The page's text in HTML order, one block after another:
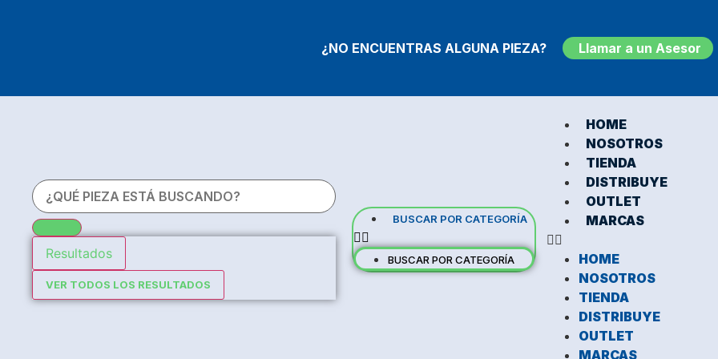
¿NO ENCUENTRAS ALGUNA PIEZA? Llamar a un Asesor
Resultados
VER TODOS LOS RESULTADOS
BUSCAR POR CATEGORÍA
BUSCAR POR CATEGORÍA
HOME
NOSOTROS
TIENDA
DISTRIBUYE
OUTLET
MARCAS
HOME
NOSOTROS
TIENDA
DISTRIBUYE
OUTLET
MARCAS